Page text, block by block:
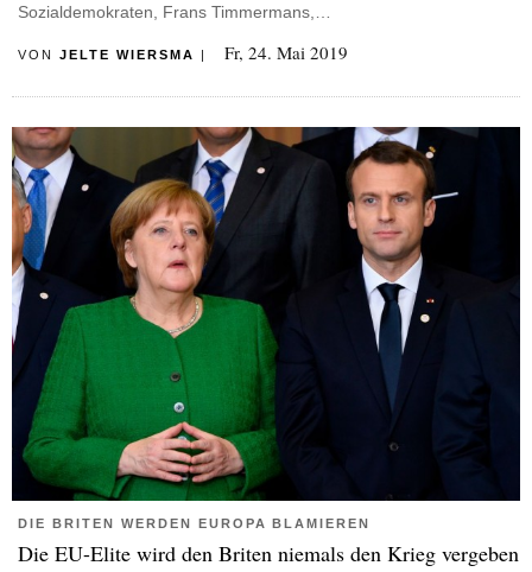
Sozialdemokraten, Frans Timmermans,…
VON JELTE WIERSMA | Fr, 24. Mai 2019
DIE BRITEN WERDEN EUROPA BLAMIEREN
Die EU-Elite wird den Briten niemals den Krieg vergeben